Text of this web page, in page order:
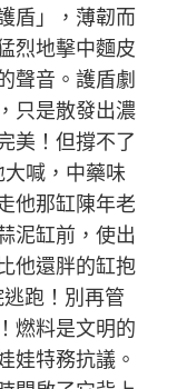
盾」，薄韌而
烈地擊中麵皮
聲音。護盾劇
只是散發出濃
美！但撐不了
大喊，中藥味
他那缸陳年老
泥缸前，使出
他還胖的缸抱
跑！別再管
燃料是文明的
娃特務抗議。